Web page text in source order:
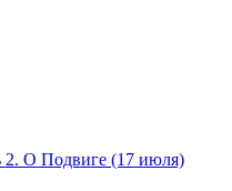
2. О Подвиге (17 июля)